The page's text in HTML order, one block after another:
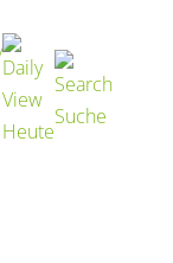
Heute
Suche